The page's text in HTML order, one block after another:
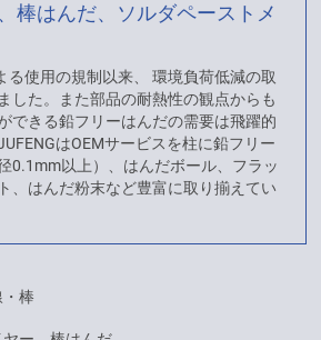
棒はんだ、ソルダペーストメ
る使用の規制以来、 環境負荷低減の取
した。また部品の耐熱性の観点からも
できる鉛フリーはんだの需要は飛躍的
はOEMサービスを柱に鉛フリー
0.1mm以上）、はんだボール、フラッ
、はんだ粉末など豊富に取り揃えてい
棒